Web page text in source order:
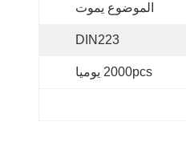
الموضوع يموت
DIN223
2000pcs يوميا